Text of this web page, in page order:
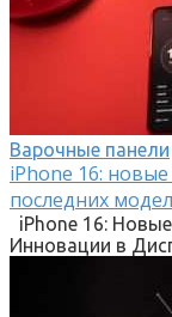
Варочные панели
iPhone 16:
последних
iPhone 16:
Инновации в